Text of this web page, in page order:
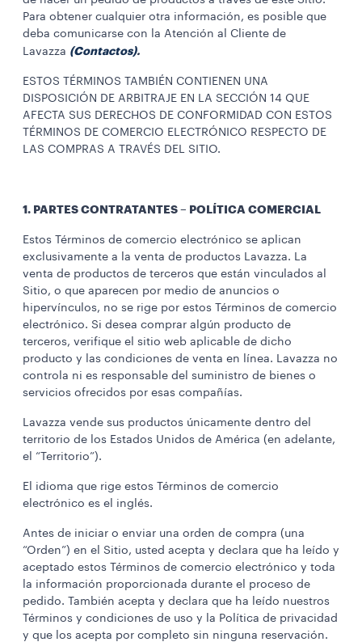
Para obtener cualquier otra información, es posible que
deba comunicarse con la Atención al Cliente de
Lavazza (Contactos).
ESTOS TÉRMINOS TAMBIÉN CONTIENEN UNA
DISPOSICIÓN DE ARBITRAJE EN LA SECCIÓN 14 QUE
AFECTA SUS DERECHOS DE CONFORMIDAD CON ESTOS
TÉRMINOS DE COMERCIO ELECTRÓNICO RESPECTO DE
LAS COMPRAS A TRAVÉS DEL SITIO.
1. PARTES CONTRATANTES – POLÍTICA COMERCIAL
Estos Términos de comercio electrónico se aplican
exclusivamente a la venta de productos Lavazza. La
venta de productos de terceros que están vinculados al
Sitio, o que aparecen por medio de anuncios o
hipervínculos, no se rige por estos Términos de comercio
electrónico. Si desea comprar algún producto de
terceros, verifique el sitio web aplicable de dicho
producto y las condiciones de venta en línea. Lavazza no
controla ni es responsable del suministro de bienes o
servicios ofrecidos por esas compañías.
Lavazza vende sus productos únicamente dentro del
territorio de los Estados Unidos de América (en adelante,
el “Territorio”).
El idioma que rige estos Términos de comercio
electrónico es el inglés.
Antes de iniciar o enviar una orden de compra (una
“Orden”) en el Sitio, usted acepta y declara que ha leído y
aceptado estos Términos de comercio electrónico y toda
la información proporcionada durante el proceso de
pedido. También acepta y declara que ha leído nuestros
Términos y condiciones de uso y la Política de privacidad
y que los acepta por completo sin ninguna reservación.